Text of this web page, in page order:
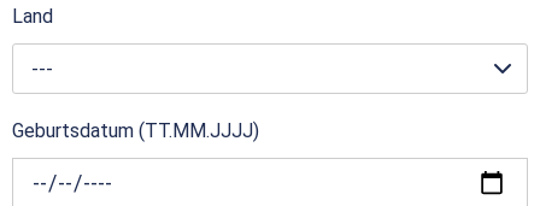
Land
---
Geburtsdatum (TT.MM.JJJJ)